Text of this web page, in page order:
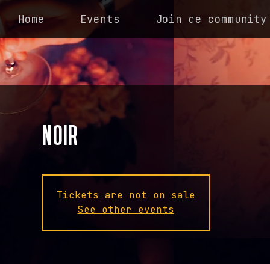
Home Events Join de community
NOIR
Tickets are not on sale
See other events